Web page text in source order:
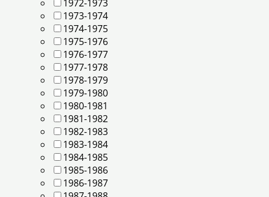
1972-1973
1973-1974
1974-1975
1975-1976
1976-1977
1977-1978
1978-1979
1979-1980
1980-1981
1981-1982
1982-1983
1983-1984
1984-1985
1985-1986
1986-1987